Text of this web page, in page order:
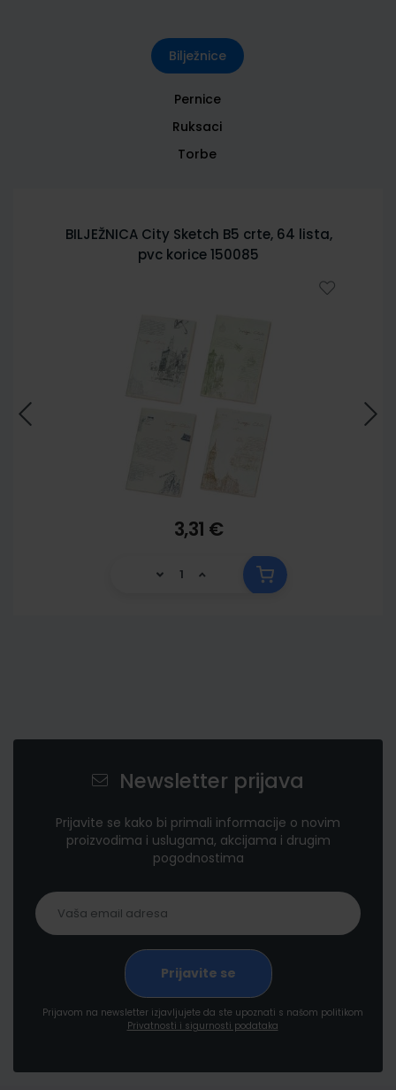
Bilježnice
Pernice
Ruksaci
Torbe
BILJEŽNICA City Sketch B5 crte, 64 lista,
pvc korice 150085
3,31 €
Newsletter prijava
Prijavite se kako bi primali informacije o novim
proizvodima i uslugama, akcijama i drugim
pogodnostima
Prijavom na newsletter izjavljujete da ste upoznati s našom politikom
Privatnosti i sigurnosti podataka